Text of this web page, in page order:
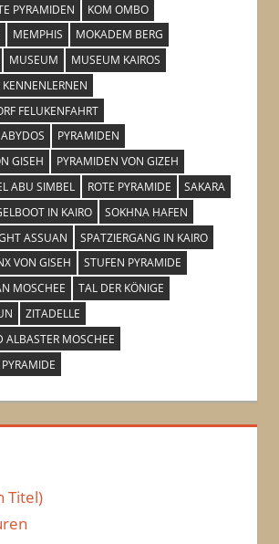
PYRAMIDEN
KOM OMBO
MEMPHIS
MOKADEM BERG
MUSEUM
MUSEUM KAIROS
FELUKENFAHRT
PYRAMIDEN
GISEH
PYRAMIDEN VON GIZEH
ABU SIMBEL
ROTE PYRAMIDE
SAKARA
IN KAIRO
SOKHNA HAFEN
ASSUAN
SPATZIERGANG IN KAIRO
VON GISEH
STUFEN PYRAMIDE
MOSCHEE
TAL DER KÖNIGE
ZITADELLE
ALBASTER MOSCHEE
Titel)